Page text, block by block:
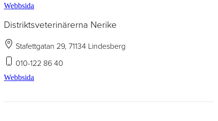
Webbsida
Distriktsveterinärerna Nerike
Stafettgatan 29, 71134 Lindesberg
010-122 86 40
Webbsida